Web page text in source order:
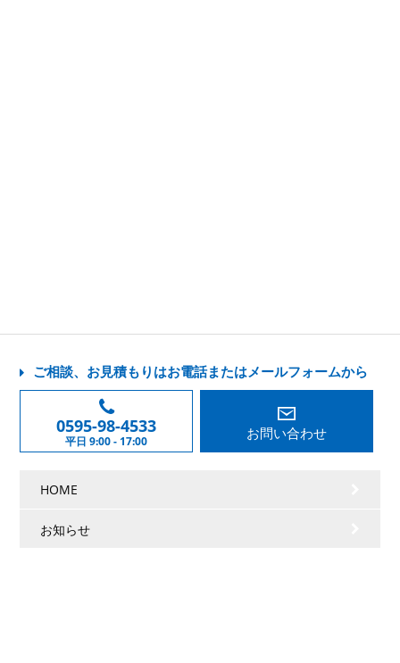
ご相談、お見積もりはお電話またはメールフォームから
0595-98-4533
平日 9:00 - 17:00 お問い合わせ
HOME
お知らせ